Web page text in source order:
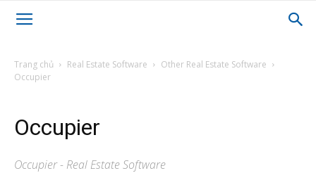
Trang chủ Real Estate Software
Other Real Estate Software
Occupier
Occupier
Occupier - Real Estate Software